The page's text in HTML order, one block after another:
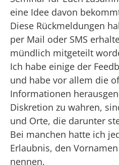
eine Idee davon
Diese Rückmeldungen
per Mail oder SMS
mündlich mitgeteilt
Ich habe einige der
und habe vor allem die
Informationen
Diskretion zu wahren,
und Orte, die darunter
Bei manchen hatte ich
Erlaubnis, den
nennen.